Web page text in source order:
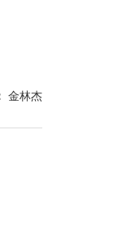
金林杰